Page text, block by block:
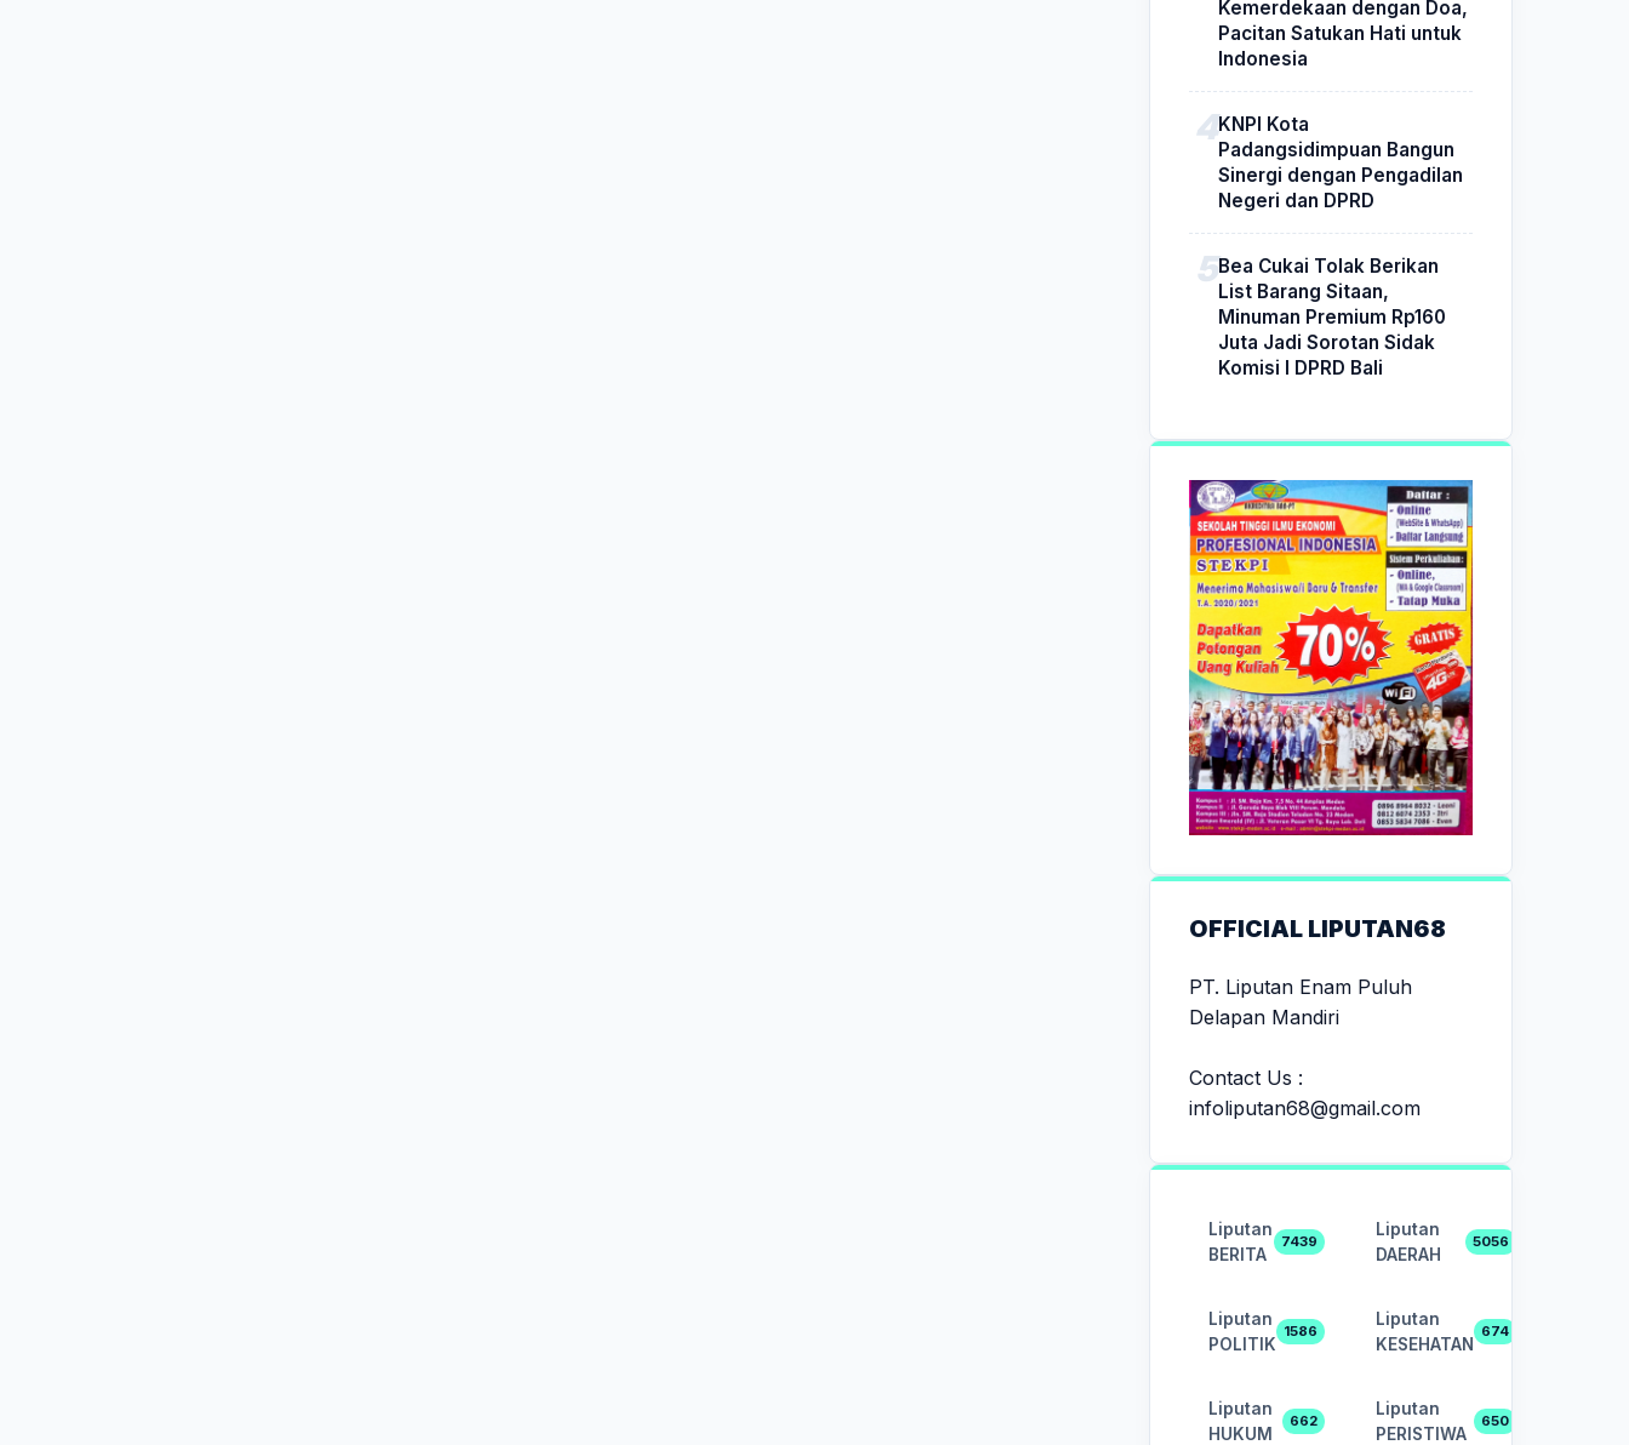
Kemerdekaan dengan Doa,
Pacitan Satukan Hati untuk
Indonesia
KNPI Kota
Padangsidimpuan Bangun
Sinergi dengan Pengadilan
Negeri dan DPRD
Bea Cukai Tolak Berikan
List Barang Sitaan,
Minuman Premium Rp160
Juta Jadi Sorotan Sidak
Komisi I DPRD Bali
OFFICIAL LIPUTAN68
PT. Liputan Enam Puluh
Delapan Mandiri
Contact Us :
infoliputan68@gmail.com
Liputan
BERITA
7439
Liputan
DAERAH
5056
Liputan
POLITIK
1586
Liputan
KESEHATAN
674
Liputan
HUKUM
662
Liputan
PERISTIWA
650